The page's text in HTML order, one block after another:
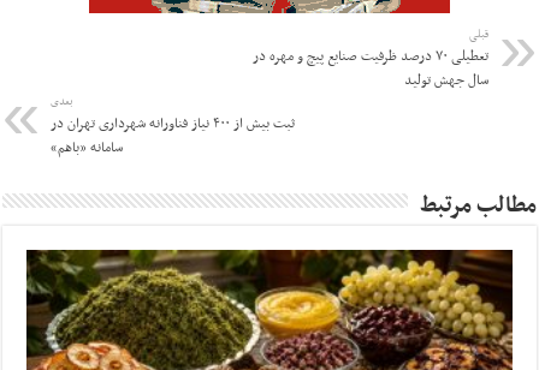
قبلی
تعطیلی ۷۰ درصد ظرفیت صنایع پیچ و مهره در
سال جهش تولید
بعدی
ثبت بیش از ۴۰۰ نیاز فناورانه شهرداری تهران در
سامانه «باهم»
مطالب مرتبط